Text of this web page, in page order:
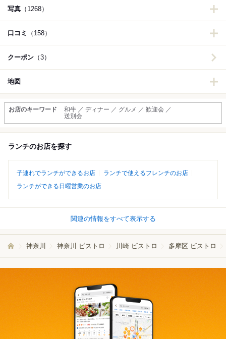
写真 （1268）
口コミ （158）
クーポン （3）
地図
お店のキーワード
和牛 ／ ディナー ／ グルメ ／ 歓迎会 ／
送別会
ランチのお店を探す
子連れでランチができるお店
ランチで使えるフレンチのお店
ランチができる日曜営業のお店
関連の情報をすべて表示する
神奈川 神奈川 ビストロ 川崎 ビストロ 多摩区 ビストロ